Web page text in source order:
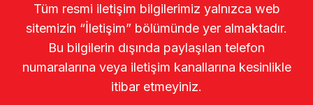
Tüm resmi iletişim bilgilerimiz yalnızca web
sitemizin “İletişim” bölümünde yer almaktadır.
Bu bilgilerin dışında paylaşılan telefon
numaralarına veya iletişim kanallarına kesinlikle
itibar etmeyiniz.